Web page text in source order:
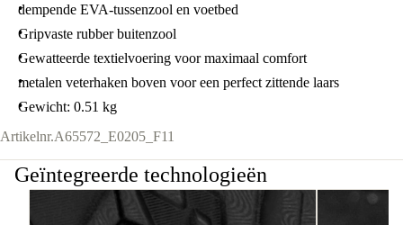
dempende EVA-tussenzool en voetbed
Gripvaste rubber buitenzool
Gewatteerde textielvoering voor maximaal comfort
metalen veterhaken boven voor een perfect zittende laars
Gewicht: 0.51 kg
Artikelnr.A65572_E0205_F11
Geïntegreerde technologieën